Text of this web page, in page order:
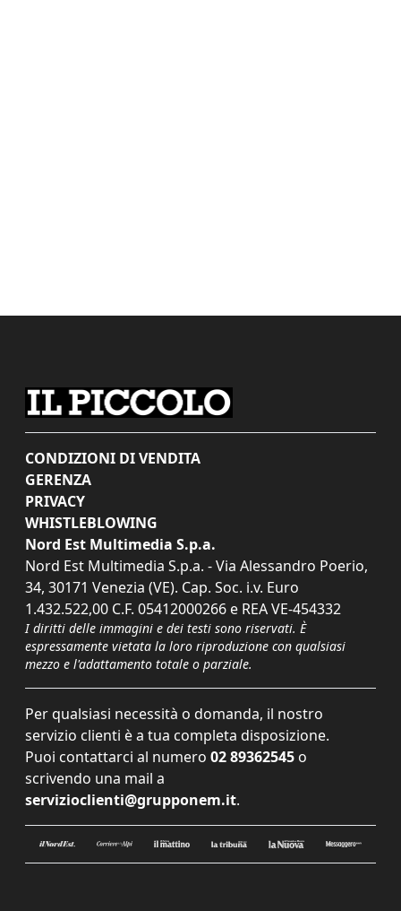
CONDIZIONI DI VENDITA
GERENZA
PRIVACY
WHISTLEBLOWING
Nord Est Multimedia S.p.a.
Nord Est Multimedia S.p.a. - Via Alessandro Poerio,
34, 30171 Venezia (VE). Cap. Soc. i.v. Euro
1.432.522,00 C.F. 05412000266 e REA VE-454332
I diritti delle immagini e dei testi sono riservati. È
espressamente vietata la loro riproduzione con qualsiasi
mezzo e l'adattamento totale o parziale.
Per qualsiasi necessità o domanda, il nostro
servizio clienti è a tua completa disposizione.
Puoi contattarci al numero 02 89362545 o
scrivendo una mail a
servizioclienti@grupponem.it.